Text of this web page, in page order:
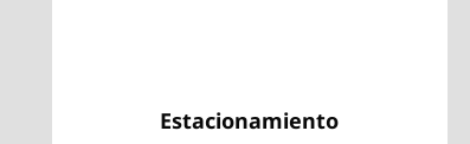
Estacionamiento